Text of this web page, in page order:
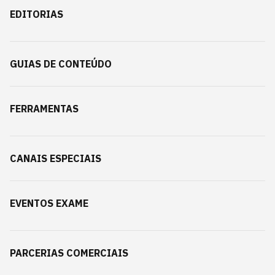
EDITORIAS
GUIAS DE CONTEÚDO
FERRAMENTAS
CANAIS ESPECIAIS
EVENTOS EXAME
PARCERIAS COMERCIAIS